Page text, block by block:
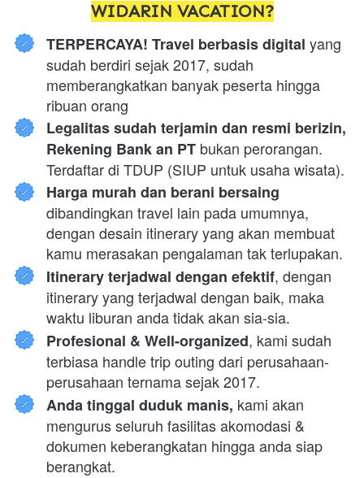
WIDARIN VACATION?
TERPERCAYA! Travel berbasis digital yang
sudah berdiri sejak 2017, sudah
memberangkatkan banyak peserta hingga
ribuan orang
Legalitas sudah terjamin dan resmi berizin,
Rekening Bank an PT bukan perorangan.
Terdaftar di TDUP (SIUP untuk usaha wisata).
dibandingkan travel lain pada umumnya,
dengan desain itinerary yang akan membuat
kamu merasakan pengalaman tak terlupakan.
Itinerary terjadwal dengan efektif, dengan
itinerary yang terjadwal dengan baik, maka
waktu liburan anda tidak akan sia-sia.
Profesional & Well-organized, kami sudah
terbiasa handle trip outing dari perusahaan-
perusahaan ternama sejak 2017.
Anda tinggal duduk manis, kami akan
mengurus seluruh fasilitas akomodasi &
dokumen keberangkatan hingga anda siap
berangkat.